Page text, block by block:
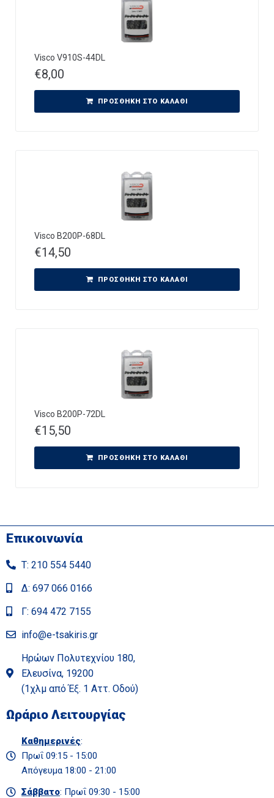
Visco V910S-44DL
€8,00
ΠΡΟΣΘΉΚΗ ΣΤΟ ΚΑΛΆΘΙ
Visco B200P-68DL
€14,50
ΠΡΟΣΘΉΚΗ ΣΤΟ ΚΑΛΆΘΙ
Visco B200P-72DL
€15,50
ΠΡΟΣΘΉΚΗ ΣΤΟ ΚΑΛΆΘΙ
Επικοινωνία
Τ: 210 554 5440
Δ: 697 066 0166
Γ: 694 472 7155
info@e-tsakiris.gr
Ηρώων Πολυτεχνίου 180,
Ελευσίνα, 19200
(1χλμ από Έξ. 1 Αττ. Οδού)
Ωράριο Λειτουργίας
Καθημερινές:
Πρωΐ 09:15 - 15:00
Απόγευμα 18:00 - 21:00
Σάββατο: Πρωΐ 09:30 - 15:00